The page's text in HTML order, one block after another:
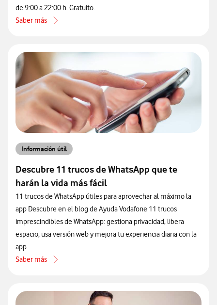
de 9:00 a 22:00 h. Gratuito.
Saber más
acerca de Cómo contactar con atención al cliente de Vodafone
Información útil
Descubre 11 trucos de WhatsApp que te
harán la vida más fácil
11 trucos de WhatsApp útiles para aprovechar al máximo la
app Descubre en el blog de Ayuda Vodafone 11 trucos
imprescindibles de WhatsApp: gestiona privacidad, libera
espacio, usa versión web y mejora tu experiencia diaria con la
app.
Saber más
acerca de Descubre 11 trucos de WhatsApp que te harán la vida